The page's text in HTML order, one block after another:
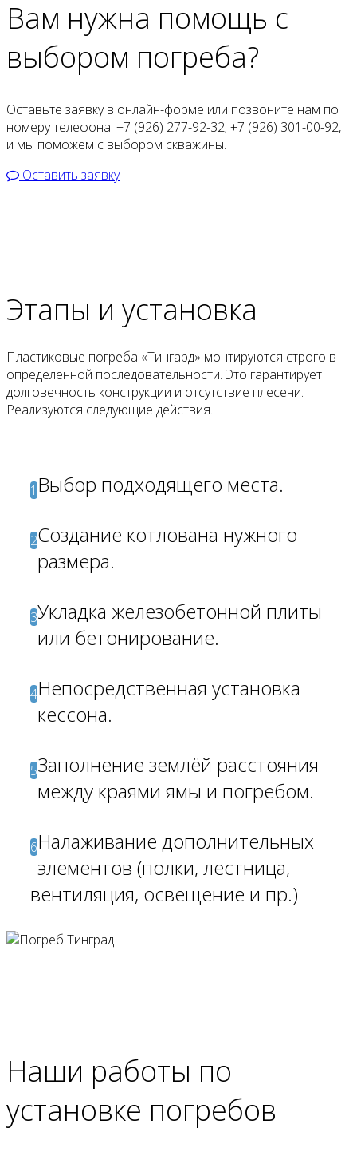
Вам нужна помощь с
выбором погреба?
Оставьте заявку в онлайн-форме или позвоните нам по
номеру телефона: +7 (926) 277-92-32; +7 (926) 301-00-92,
и мы поможем с выбором скважины.
Оставить заявку
Этапы и установка
Пластиковые погреба «Тингард» монтируются строго в
определённой последовательности. Это гарантирует
долговечность конструкции и отсутствие плесени.
Реализуются следующие действия.
1Выбор подходящего места.
2Создание котлована нужного
размера.
3Укладка железобетонной плиты
или бетонирование.
4Непосредственная установка
кессона.
5Заполнение землёй расстояния
между краями ямы и погребом.
6Налаживание дополнительных
элементов (полки, лестница,
вентиляция, освещение и пр.)
Наши работы по
установке погребов